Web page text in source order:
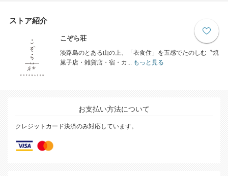
ストア紹介
こぞら荘
淡路島のとある山の上、「衣食住」を五感でたのしむ〝焼
菓子店・雑貨店・宿・カ...
もっと見る
お支払い方法について
クレジットカード決済のみ対応しています。